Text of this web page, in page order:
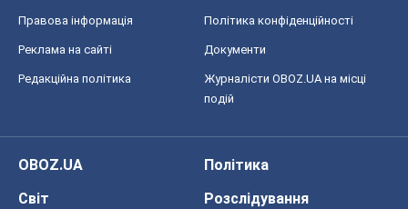
Правова інформація Політика конфіденційності
Реклама на сайті Документи
Редакційна політика
Журналісти OBOZ.UA на місці
подій
OBOZ.UA
Політика
Світ
Розслідування